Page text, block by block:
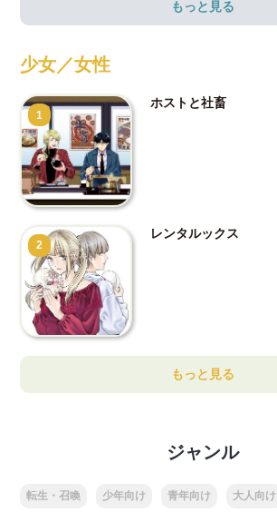
もっと見る
少女／女性
1
ホストと社畜
2
レンタルックス
もっと見る
ジャンル
転生・召喚 少年向け 青年向け 大人向け